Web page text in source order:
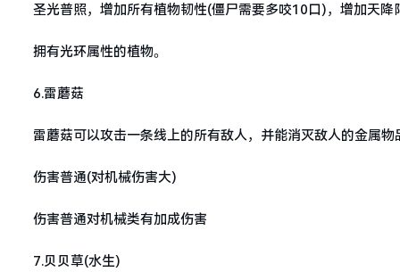
圣光普照，增加所有植物韧性(僵尸需要多咬10口)，增加天降
拥有光环属性的植物。
6.雷蘑菇
雷蘑菇可以攻击一条线上的所有敌人，并能消灭敌人的金属物
伤害普通(对机械伤害大)
伤害普通对机械类有加成伤害
7.贝贝草(水生)